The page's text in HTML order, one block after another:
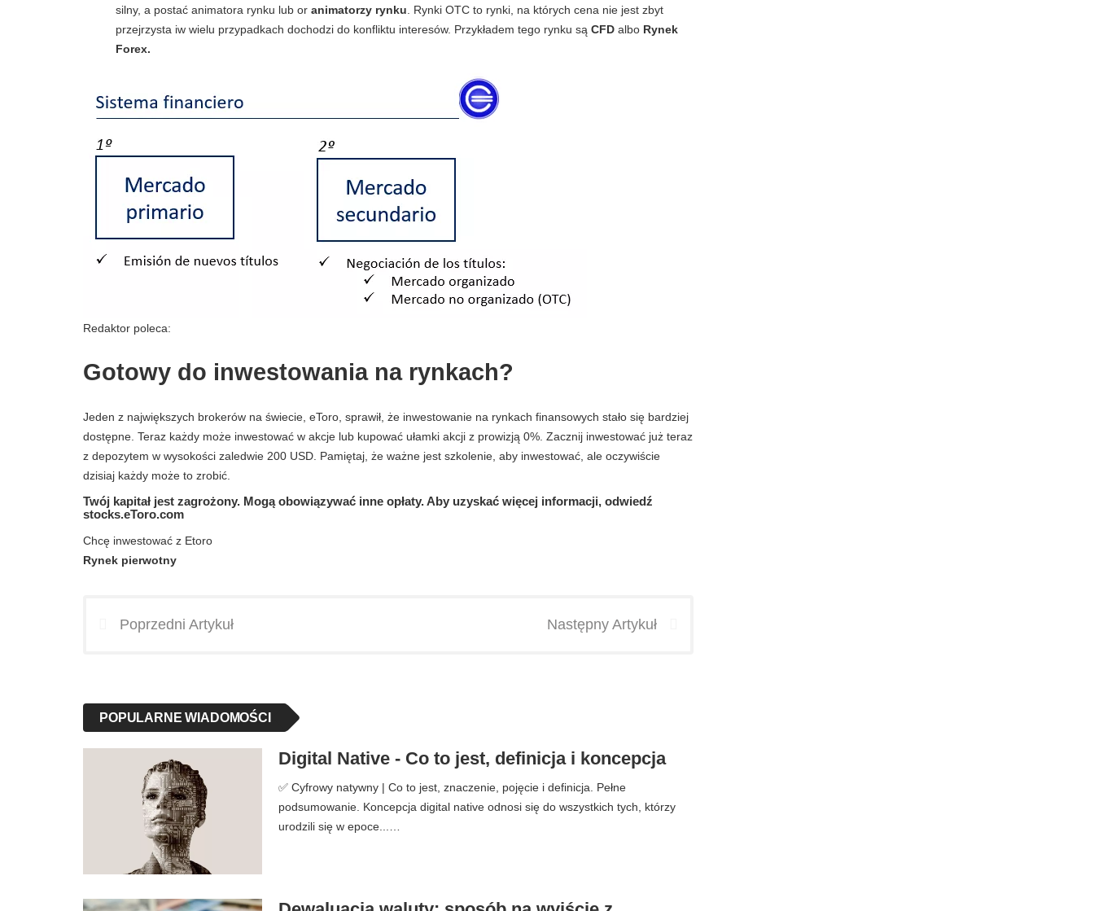
silny, a postać animatora rynku lub or animatorzy rynku . Rynki OTC to rynki, na których cena nie jest zbyt
przejrzysta iw wielu przypadkach dochodzi do konfliktu interesów. Przykładem tego rynku są CFD albo Rynek
Forex.
Redaktor poleca:
Gotowy do inwestowania na rynkach?
Jeden z największych brokerów na świecie, eToro, sprawił, że inwestowanie na rynkach finansowych stało się bardziej
dostępne. Teraz każdy może inwestować w akcje lub kupować ułamki akcji z prowizją 0%. Zacznij inwestować już teraz
z depozytem w wysokości zaledwie 200 USD. Pamiętaj, że ważne jest szkolenie, aby inwestować, ale oczywiście
dzisiaj każdy może to zrobić.
Twój kapitał jest zagrożony. Mogą obowiązywać inne opłaty. Aby uzyskać więcej informacji, odwiedź
stocks.eToro.com
Chcę inwestować z Etoro
Rynek pierwotny
Poprzedni Artykuł Następny Artykuł
POPULARNE WIADOMOŚCI
Digital Native - Co to jest, definicja i koncepcja
✅ Cyfrowy natywny | Co to jest, znaczenie, pojęcie i definicja. Pełne
podsumowanie. Koncepcja digital native odnosi się do wszystkich tych, którzy
urodzili się w epoce...…